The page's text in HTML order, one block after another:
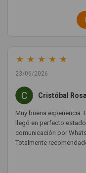
★ ★ ★ ★ ★
23/06/2026
Cristóbal
Muy buena experiencia.
llegó en perfecto
comunicación por
Totalmente